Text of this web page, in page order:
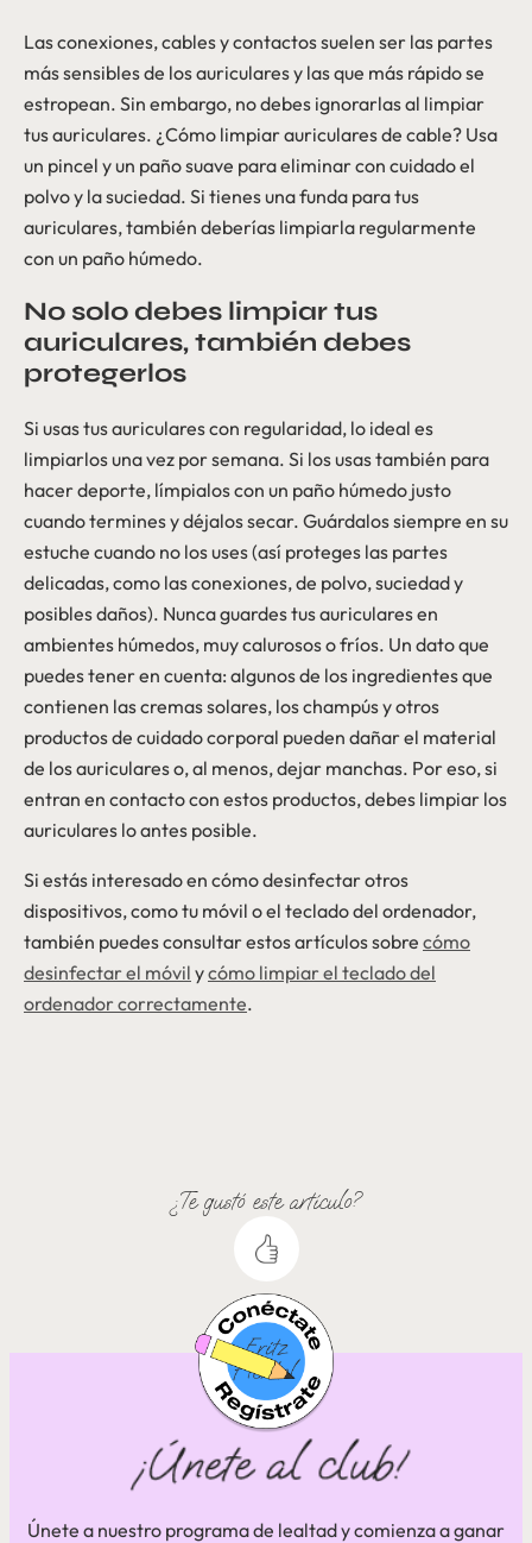
Las conexiones, cables y contactos suelen ser las partes
más sensibles de los auriculares y las que más rápido se
estropean. Sin embargo, no debes ignorarlas al limpiar
tus auriculares. ¿Cómo limpiar auriculares de cable? Usa
un pincel y un paño suave para eliminar con cuidado el
polvo y la suciedad. Si tienes una funda para tus
auriculares, también deberías limpiarla regularmente
con un paño húmedo.
No solo debes limpiar tus
auriculares, también debes
protegerlos
Si usas tus auriculares con regularidad, lo ideal es
limpiarlos una vez por semana. Si los usas también para
hacer deporte, límpialos con un paño húmedo justo
cuando termines y déjalos secar. Guárdalos siempre en su
estuche cuando no los uses (así proteges las partes
delicadas, como las conexiones, de polvo, suciedad y
posibles daños). Nunca guardes tus auriculares en
ambientes húmedos, muy calurosos o fríos. Un dato que
puedes tener en cuenta: algunos de los ingredientes que
contienen las cremas solares, los champús y otros
productos de cuidado corporal pueden dañar el material
de los auriculares o, al menos, dejar manchas. Por eso, si
entran en contacto con estos productos, debes limpiar los
auriculares lo antes posible.
Si estás interesado en cómo desinfectar otros
dispositivos, como tu móvil o el teclado del ordenador,
también puedes consultar estos artículos sobre cómo
desinfectar el móvil ycómo limpiar el teclado del
ordenador correctamente.
¿Te gustó este artículo?
Únete a nuestro programa de lealtad y comienza a ganar